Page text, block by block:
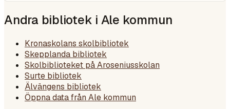
Andra bibliotek i Ale kommun
Kronaskolans skolbibliotek
Skepplanda bibliotek
Skolbiblioteket på Aroseniusskolan
Surte bibliotek
Älvängens bibliotek
Öppna data från Ale kommun